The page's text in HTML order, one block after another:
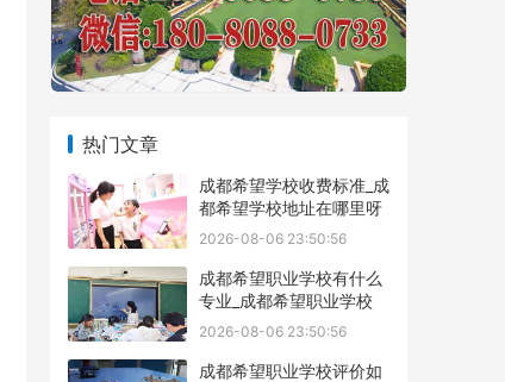
热门文章
成都希望学校收费标准_成
都希望学校地址在哪里呀
2026-08-06 23:50:56
成都希望职业学校有什么
专业_成都希望职业学校
2026-08-06 23:50:56
成都希望职业学校评价如